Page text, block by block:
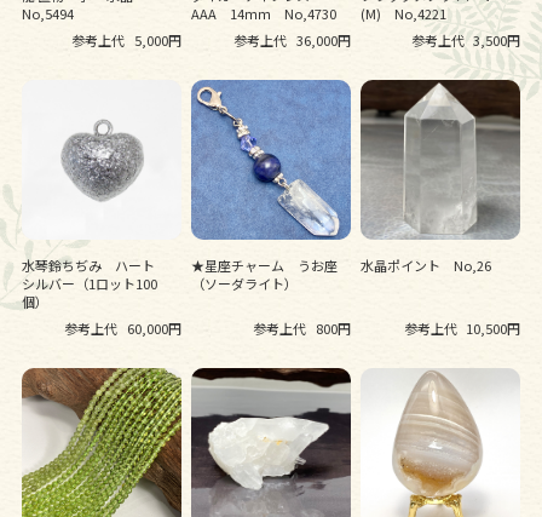
No,5494
参考上代 5,000円
AAA 14ｍｍ No,4730
参考上代 36,000円
(M) No,4221
参考上代 3,500円
水琴鈴ちぢみ ハート
シルバー（1ロット100
個）
参考上代 60,000円
★星座チャーム うお座
（ソーダライト）
参考上代 800円
水晶ポイント No,26
参考上代 10,500円